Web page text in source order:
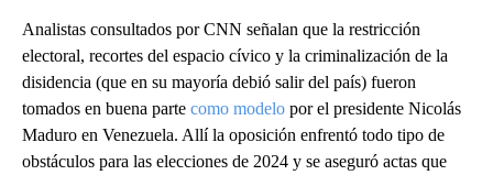
Analistas consultados por CNN señalan que la restricción
electoral, recortes del espacio cívico y la criminalización de la
disidencia (que en su mayoría debió salir del país) fueron
tomados en buena parte como modelo por el presidente Nicolás
Maduro en Venezuela. Allí la oposición enfrentó todo tipo de
obstáculos para las elecciones de 2024 y se aseguró actas que